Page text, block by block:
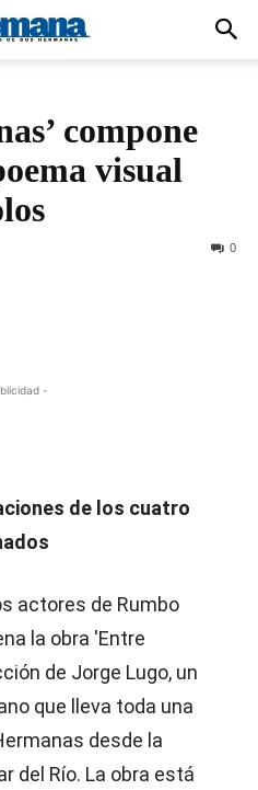
compone
visual
0
-
de los cuatro
actores de Rumbo
la obra 'Entre
de Jorge Lugo, un
que lleva toda una
desde la
del Río. La obra está